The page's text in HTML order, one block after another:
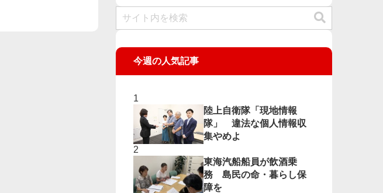
今週の人気記事
陸上自衛隊「現地情報
隊」 違法な個人情報収
集やめよ
東海汽船船員が飲酒乗
務 島民の命・暮らし保
障を